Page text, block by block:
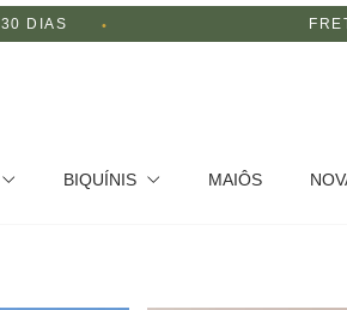
FRETE GRÁTIS PARA TODO O BRASIL
BIQUÍNIS MAIÔS